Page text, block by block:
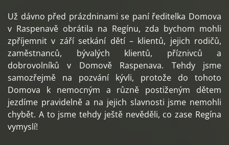
Už dávno před prázdninami se paní ředitelka Domova
v Raspenavě obrátila na Regínu, zda bychom mohli
zpříjemnit v září setkání dětí – klientů, jejich rodičů,
zaměstnanců, bývalých klientů, příznivců a
dobrovolníků v Domově Raspenava. Tehdy jsme
samozřejmě na pozvání kývli, protože do tohoto
Domova k nemocným a různě postiženým dětem
jezdíme pravidelně a na jejich slavnosti jsme nemohli
chybět. A to jsme tehdy ještě nevěděli, co zase Regína
vymyslí!